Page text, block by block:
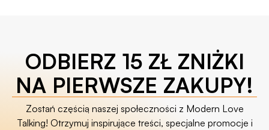
ODBIERZ 15 ZŁ ZNIŻKI
NA PIERWSZE ZAKUPY!
Zostań częścią naszej społeczności z Modern Love
Talking! Otrzymuj inspirujące treści, specjalne promocje i